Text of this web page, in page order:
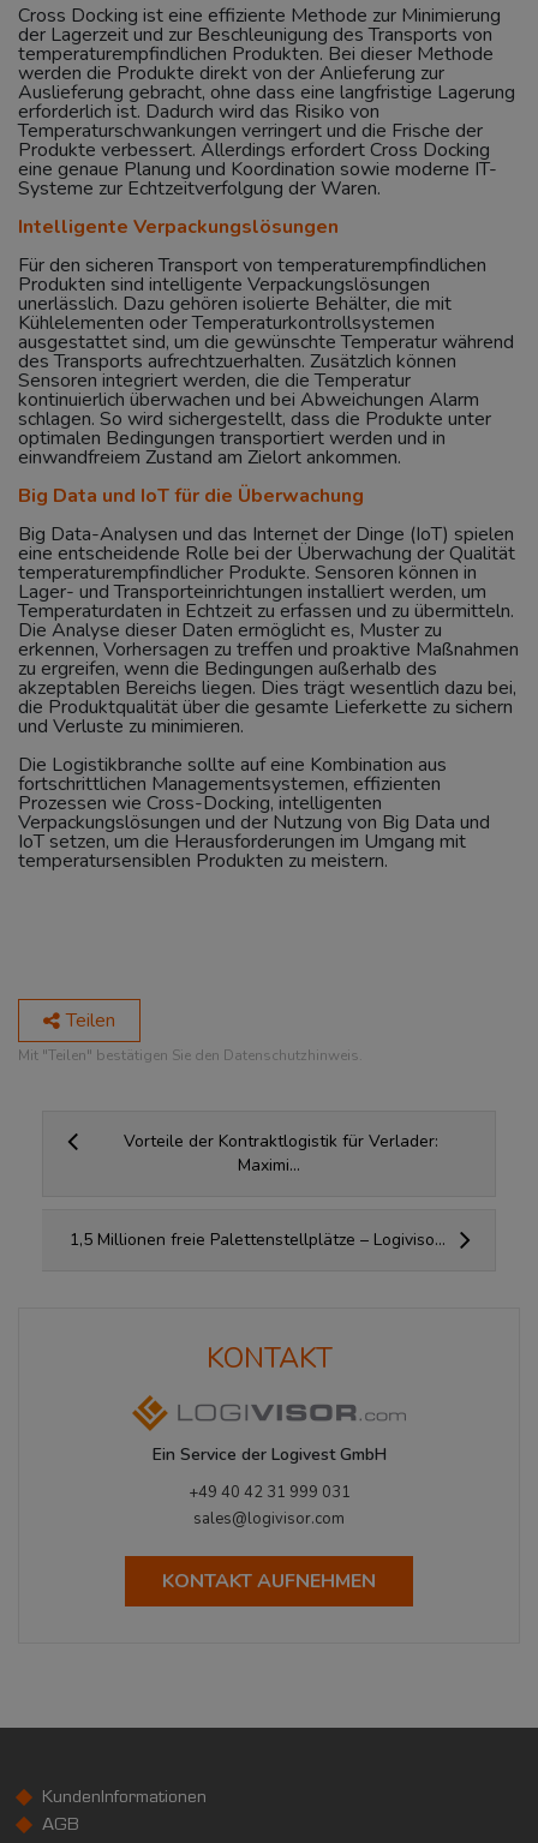
Cross Docking ist eine effiziente Methode zur Minimierung
der Lagerzeit und zur Beschleunigung des Transports von
temperaturempfindlichen Produkten. Bei dieser Methode
werden die Produkte direkt von der Anlieferung zur
Auslieferung gebracht, ohne dass eine langfristige Lagerung
erforderlich ist. Dadurch wird das Risiko von
Temperaturschwankungen verringert und die Frische der
Produkte verbessert. Allerdings erfordert Cross Docking
eine genaue Planung und Koordination sowie moderne IT-
Systeme zur Echtzeitverfolgung der Waren.
Intelligente Verpackungslösungen
Für den sicheren Transport von temperaturempfindlichen
Produkten sind intelligente Verpackungslösungen
unerlässlich. Dazu gehören isolierte Behälter, die mit
Kühlelementen oder Temperaturkontrollsystemen
ausgestattet sind, um die gewünschte Temperatur während
des Transports aufrechtzuerhalten. Zusätzlich können
Sensoren integriert werden, die die Temperatur
kontinuierlich überwachen und bei Abweichungen Alarm
schlagen. So wird sichergestellt, dass die Produkte unter
optimalen Bedingungen transportiert werden und in
einwandfreiem Zustand am Zielort ankommen.
Big Data und IoT für die Überwachung
Big Data-Analysen und das Internet der Dinge (IoT) spielen
eine entscheidende Rolle bei der Überwachung der Qualität
temperaturempfindlicher Produkte. Sensoren können in
Lager- und Transporteinrichtungen installiert werden, um
Temperaturdaten in Echtzeit zu erfassen und zu übermitteln.
Die Analyse dieser Daten ermöglicht es, Muster zu
erkennen, Vorhersagen zu treffen und proaktive Maßnahmen
zu ergreifen, wenn die Bedingungen außerhalb des
akzeptablen Bereichs liegen. Dies trägt wesentlich dazu bei,
die Produktqualität über die gesamte Lieferkette zu sichern
und Verluste zu minimieren.
Die Logistikbranche sollte auf eine Kombination aus
fortschrittlichen Managementsystemen, effizienten
Prozessen wie Cross-Docking, intelligenten
Verpackungslösungen und der Nutzung von Big Data und
IoT setzen, um die Herausforderungen im Umgang mit
temperatursensiblen Produkten zu meistern.
Teilen
Mit "Teilen" bestätigen Sie den Datenschutzhinweis.
Vorteile der Kontraktlogistik für Verlader:
Maximi...
1,5 Millionen freie Palettenstellplätze – Logiviso...
KONTAKT
Ein Service der Logivest GmbH
+49 40 42 31 999 031
sales@logivisor.com
KONTAKT AUFNEHMEN
KundenInformationen
AGB